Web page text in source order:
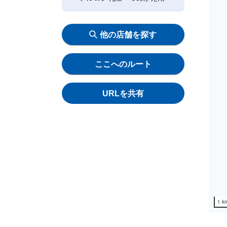
他の店舗を探す
ここへのルート
URLを共有
1